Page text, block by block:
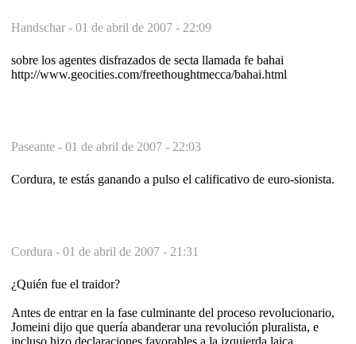
Handschar - 01 de abril de 2007 - 22:09
sobre los agentes disfrazados de secta llamada fe bahai
http://www.geocities.com/freethoughtmecca/bahai.html
Paseante - 01 de abril de 2007 - 22:03
Cordura, te estás ganando a pulso el calificativo de euro-sionista.
Cordura - 01 de abril de 2007 - 21:31
¿Quién fue el traidor?
Antes de entrar en la fase culminante del proceso revolucionario,
Jomeini dijo que quería abanderar una revolución pluralista, e
incluso hizo declaraciones favorables a la izquierda laica